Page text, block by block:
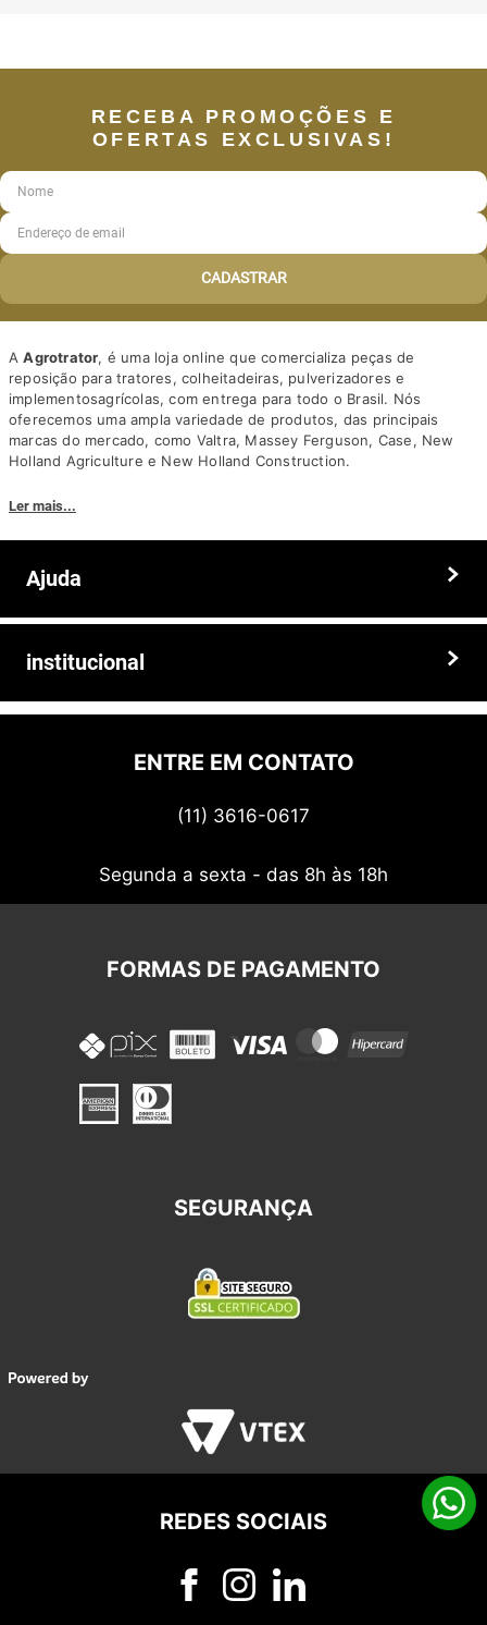
RECEBA PROMOÇÕES E
OFERTAS EXCLUSIVAS!
CADASTRAR
AAgrotrator, é uma loja online que comercializa peças de
reposição para tratores, colheitadeiras, pulverizadores e
implementosagrícolas, com entrega para todo o Brasil. Nós
oferecemos uma ampla variedade de produtos, das principais
marcas do mercado, como Valtra, Massey Ferguson, Case, New
Holland Agriculture e New Holland Construction.
competitivos. Nós também oferecemos um atendimento
personalizado, com equipe de profissionais altamente capacitados
Somos a solução ideal para quem busca peças e acessórios agrícolas
Ler mais...
Ajuda
Prazos e entregas
institucional
Quem somos
Politica de privacidadeENTRE EM CONTATO
(11) 3616-0617
Segunda a sexta - das 8h às 18h
FORMAS DE PAGAMENTO
SEGURANÇA
REDES SOCIAIS